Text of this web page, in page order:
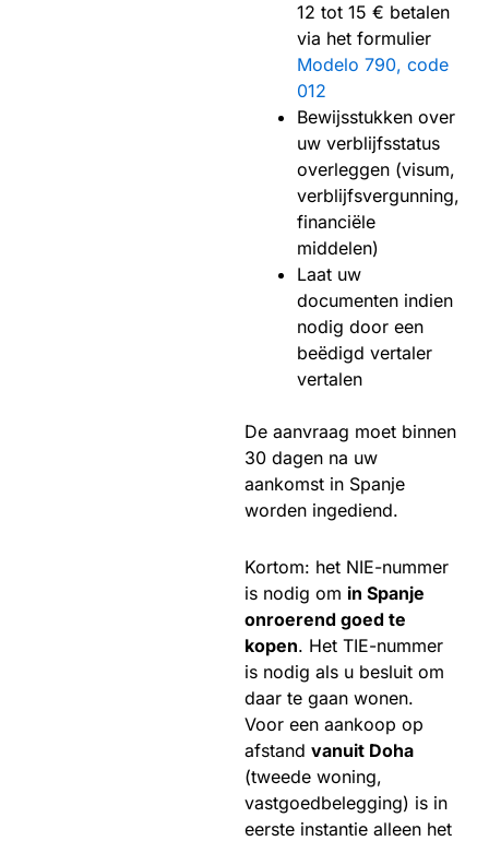
12 tot 15 € betalen
via het formulier
Modelo 790, code
012
Bewijsstukken over
uw verblijfsstatus
overleggen (visum,
verblijfsvergunning,
financiële
middelen)
Laat uw
documenten indien
nodig door een
beëdigd vertaler
vertalen
De aanvraag moet binnen
30 dagen na uw
aankomst in Spanje
worden ingediend.
Kortom: het NIE-nummer
is nodig om in Spanje
onroerend goed te
kopen. Het TIE-nummer
is nodig als u besluit om
daar te gaan wonen.
Voor een aankoop op
afstand vanuit Doha
(tweede woning,
vastgoedbelegging) is in
eerste instantie alleen het